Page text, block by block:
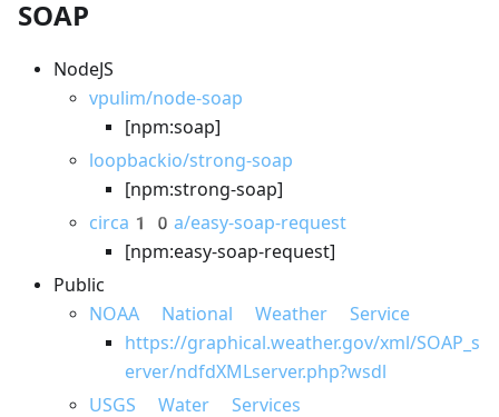
SOAP
NodeJS
vpulim/node-soap
[npm:soap]
loopbackio/strong-soap
[npm:strong-soap]
circa10a/easy-soap-request
[npm:easy-soap-request]
Public
NOAA National Weather Service
https://graphical.weather.gov/xml/SOAP_s
erver/ndfdXMLserver.php?wsdl
USGS Water Services